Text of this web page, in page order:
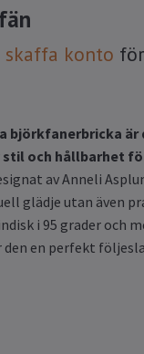
skaffa konto
björkfanerbricka är
och hållbarhet
av Anneli
glädje utan även
i 95 grader och
den en perfekt